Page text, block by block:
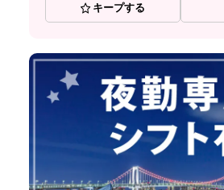
キープする